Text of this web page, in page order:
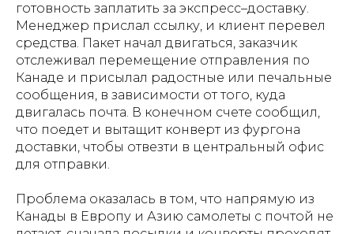
готовность заплатить за экспресс–доставку.
Менеджер прислал ссылку, и клиент перевел
средства. Пакет начал двигаться, заказчик
отслеживал перемещение отправления по
Канаде и присылал радостные или печальные
сообщения, в зависимости от того, куда
двигалась почта. В конечном счете сообщил,
что поедет и вытащит конверт из фургона
доставки, чтобы отвезти в центральный офис
для отправки.
Проблема оказалась в том, что напрямую из
Канады в Европу и Азию самолеты с почтой не